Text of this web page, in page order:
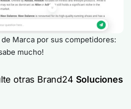
Marca por sus competidores:
mucho!
otras Brand24 Soluciones